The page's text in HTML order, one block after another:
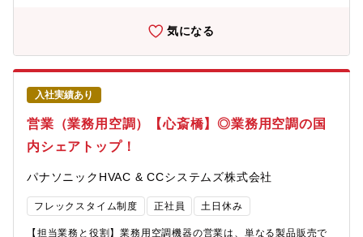
業を生み出す大きなチャレンジに挑戦可能です。事業成長を通じ
ーのアセットを活かした地域連携のDX化により、近年では数千万
断が下されていなかった患者さんの診断・治療を可能にし、「手
術不能」と言われていた患者さんが我々の事業の後押しによって
完治にまで至ったケースも生まれています。このような実績が認
められ、年々顧客数は増加の一途を辿っており、現在ではナショ
ナルセンター・大学病院をはじめ累計約80施設の病院経営を支援
しています。■挑戦②：さらなる新規事業開発を通じて数十億円規
模のビジネス創出昨年度より、急性期病院における治療が終了し
たにも関わらず滞留してしまう患者とのコミュニケーションの改
当いただく業務を決定します【募集背景】顧客数の増加、さらな
る新規事業開発に伴い、日本の医療の変革にチャレンジしたい方
を新たに募集します。当グループにご参画いただくと、下記のよ
うな「0→1」「1→10」のアーリーステージの事業成長にコミッ
トいただきます。エムスリーの新たな収益の柱となるような100億
円事業を生み出す大きなチャレンジに挑戦可能です。事業成長を
通じて、医療機関の持続的な発展を実現し、患者さんがより適切
な医療にアクセスすることが可能な社会をつくることを目指して
います。■挑戦①：既存事業のさらなる成長/拡大にコミットエム
千万円～数億円の売上創出をしています。また、これまでは適切
な診断が下されていなかった患者さんの診断・治療を可能にし、
「手術不能」と言われていた患者さんが我々の事業の後押しによ
気になる
入社実績あり
営業（業務用空調）【心斎橋】◎業務用空調の国
内シェアトップ！
パナソニックHVAC & CCシステムズ株式会社
フレックスタイム制度 正社員 土日休み
【担当業務と役割】業務用空調機器の営業は、単なる製品販売で